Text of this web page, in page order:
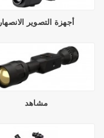
أجهزة التصوير الانصهار
مشاهد